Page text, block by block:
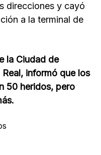
direcciones y cayó
a la terminal de
la Ciudad de
informó que los
50 heridos, pero